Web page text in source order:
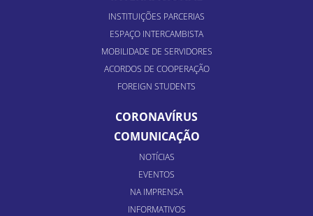
INSTITUIÇÕES PARCERIAS
ESPAÇO INTERCAMBISTA
MOBILIDADE DE SERVIDORES
ACORDOS DE COOPERAÇÃO
FOREIGN STUDENTS
CORONAVÍRUS
COMUNICAÇÃO
NOTÍCIAS
EVENTOS
NA IMPRENSA
INFORMATIVOS